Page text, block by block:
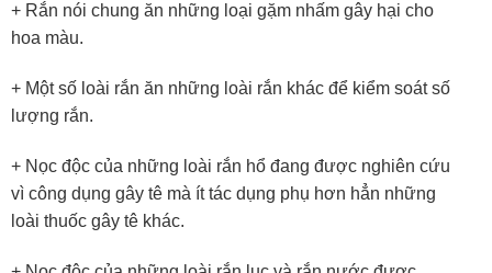
+ Rắn nói chung ăn những loại gặm nhấm gây hại cho
hoa màu.
+ Một số loài rắn ăn những loài rắn khác để kiểm soát số
lượng rắn.
+ Nọc độc của những loài rắn hổ đang được nghiên cứu
vì công dụng gây tê mà ít tác dụng phụ hơn hẳn những
loài thuốc gây tê khác.